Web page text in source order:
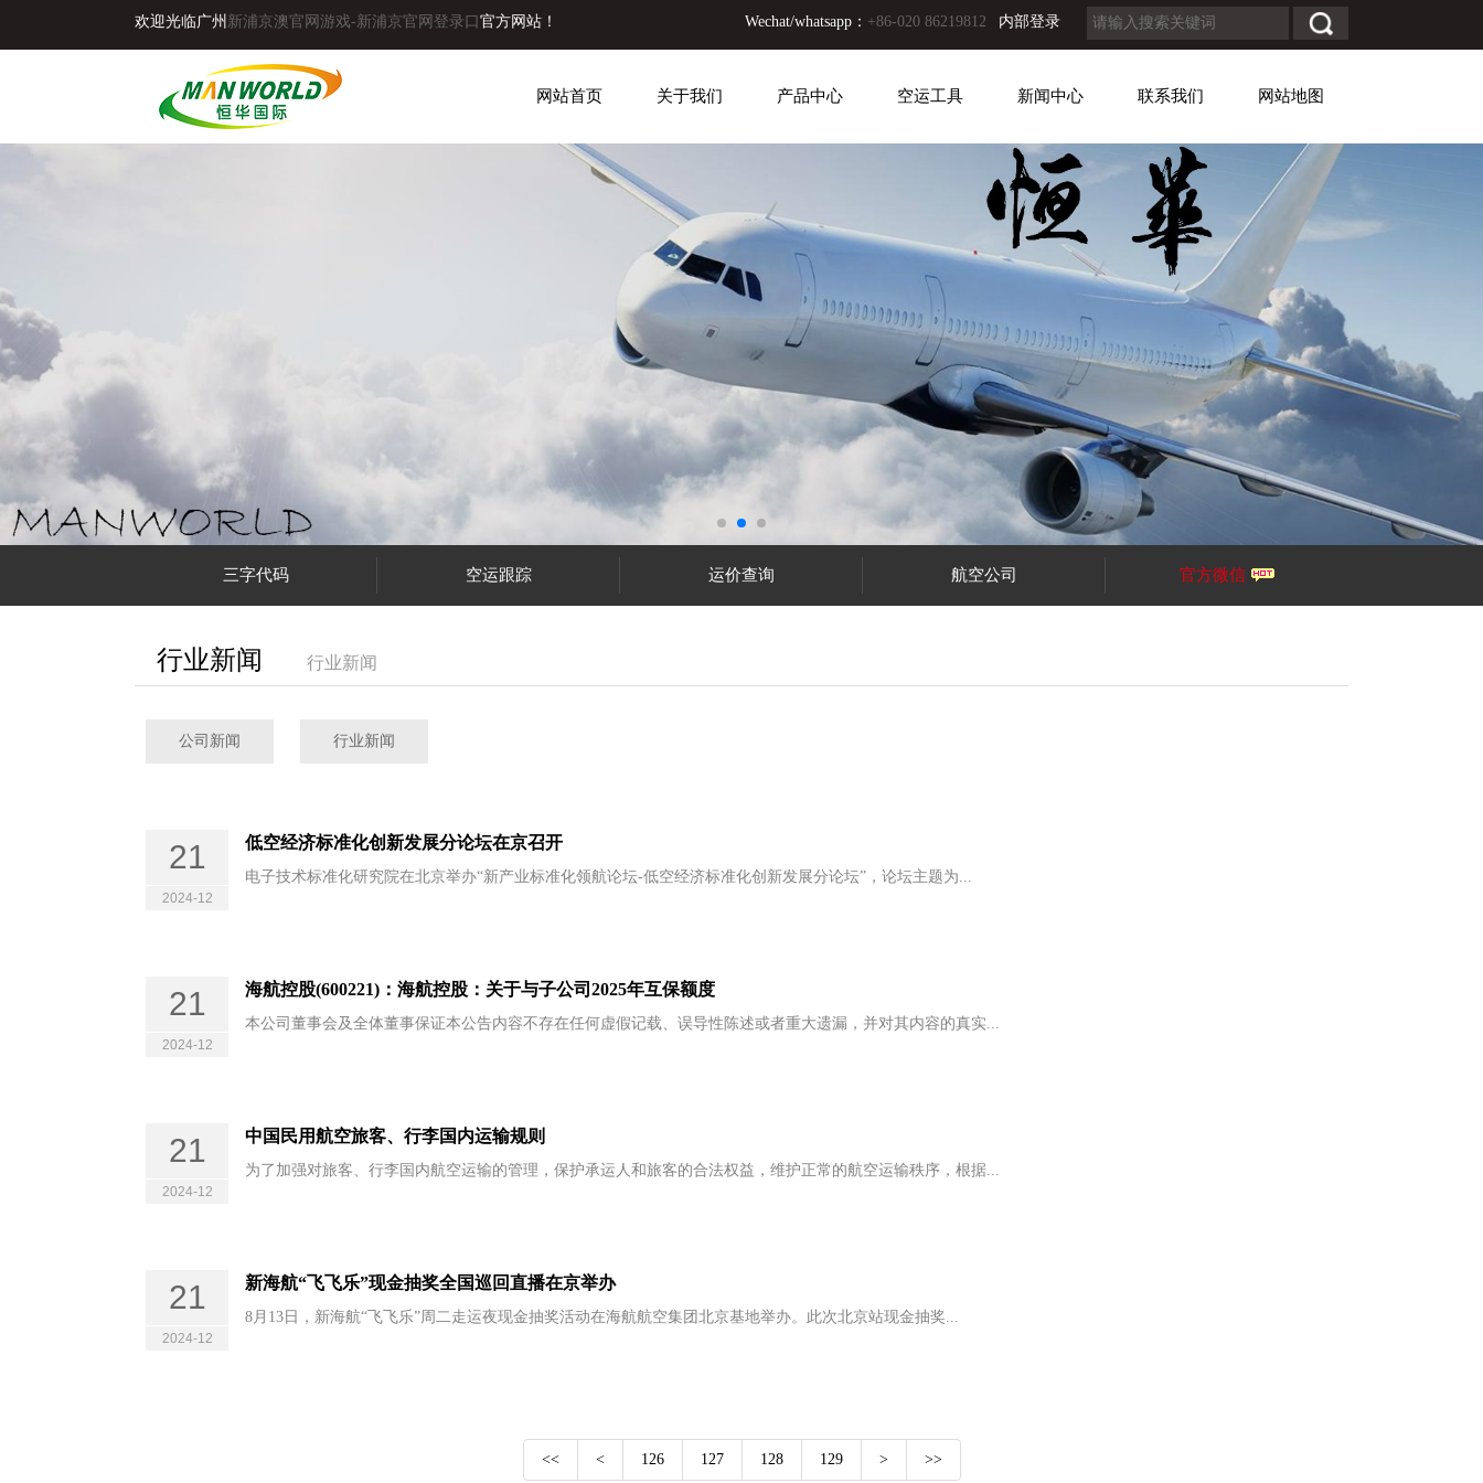
欢迎光临广州 新浦京澳官网游戏-新浦京官网登录口 官方网站！ Wechat/whatsapp： +86-020 86219812 内部登录
网站首页 关于我们 产品中心 空运工具 新闻中心 联系我们 网站地图
三字代码 空运跟踪 运价查询 航空公司 官方微信
行业新闻 行业新闻
公司新闻 行业新闻
21
2024-12
低空经济标准化创新发展分论坛在京召开
电子技术标准化研究院在北京举办“新产业标准化领航论坛-低空经济标准化创新发展分论坛”，论坛主题为...
21
2024-12
海航控股(600221)：海航控股：关于与子公司2025年互保额度
本公司董事会及全体董事保证本公告内容不存在任何虚假记载、误导性陈述或者重大遗漏，并对其内容的真实...
21
2024-12
中国民用航空旅客、行李国内运输规则
为了加强对旅客、行李国内航空运输的管理，保护承运人和旅客的合法权益，维护正常的航空运输秩序，根据...
21
2024-12
新海航“飞飞乐”现金抽奖全国巡回直播在京举办
8月13日，新海航“飞飞乐”周二走运夜现金抽奖活动在海航航空集团北京基地举办。此次北京站现金抽奖...
<< < 126 127 128 129 > >>